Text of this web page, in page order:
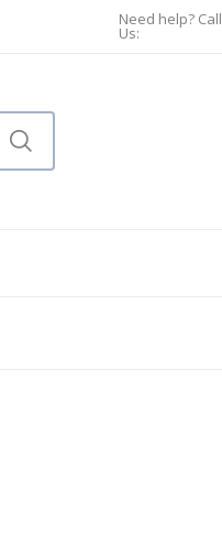
Need help? Call
Us: